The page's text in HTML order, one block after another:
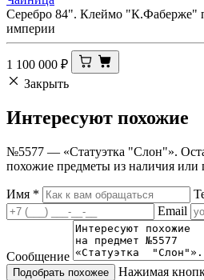
Серебро 84". Клеймо "К.Фаберже"
империи
1 100 000 ₽
Закрыть
Интересуют похожие
№5577 — «Статуэтка "Слон"».
похожие предметы из наличия или
Имя *
Email
Сообщение
Подобрать похожее
Нажимая